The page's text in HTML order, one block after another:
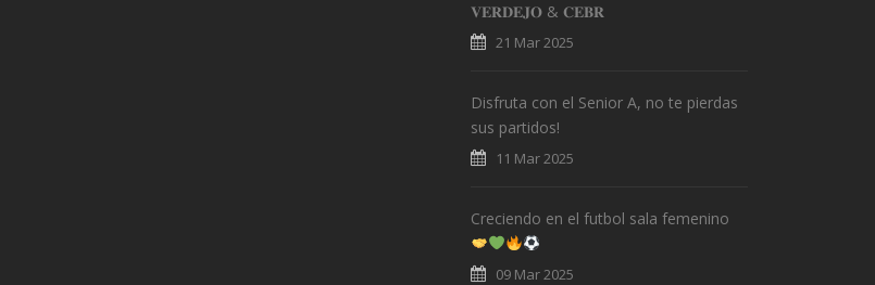
𝐕𝐄𝐑𝐃𝐄𝐉𝐎 & 𝐂𝐄𝐁𝐑
21 Mar 2025
Disfruta con el Senior A, no te pierdas
sus partidos!
11 Mar 2025
Creciendo en el futbol sala femenino
09 Mar 2025